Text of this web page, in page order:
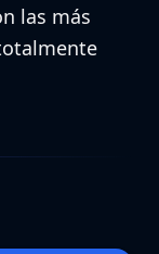
las más